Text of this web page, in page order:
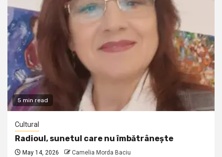
5 min read
Cultural
Radioul, sunetul care nu îmbătrânește
May 14, 2026 Camelia Morda Baciu